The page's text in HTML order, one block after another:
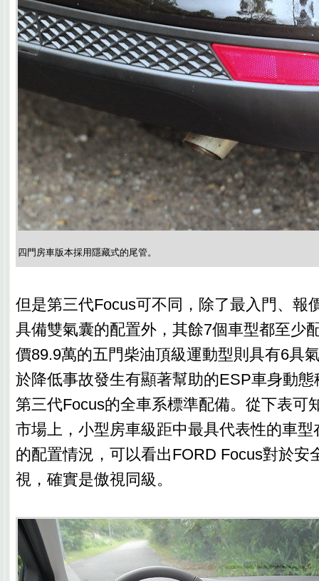
四門房車版本採用隱藏式的尾管。
但是第三代Focus可不同，除了最入門、報
具備雙氣囊的配置外，其餘7個車型都至少
價89.9萬的五門柴油頂級運動型則具有6具
於降低事故發生有顯著幫助的ESP車身動
第三代Focus的全車系標準配備。從下表可
市場上，小型房車級距中最具代表性的車
的配置情況，可以看出FORD Focus對於安
視，確實是傲視同級。